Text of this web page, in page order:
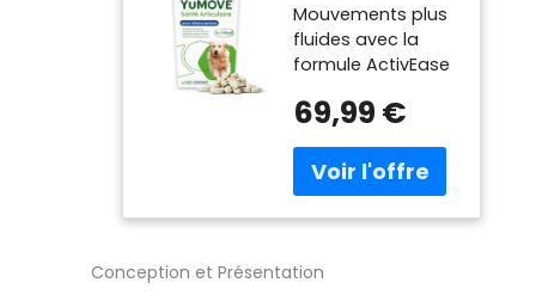
8+ - 120
Comprimé,
ActivEase et
Omega-3
Mouvements plus
fluides avec la
formule ActivEase
verte chien pour le
articulations
vieillissantes. Ce
complément
aide votre animal
69,99 €
Conception et Présentation